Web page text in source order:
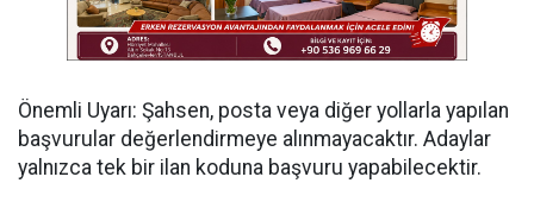
​Önemli Uyarı: Şahsen, posta veya diğer yollarla yapılan
başvurular değerlendirmeye alınmayacaktır. Adaylar
yalnızca tek bir ilan koduna başvuru yapabilecektir.